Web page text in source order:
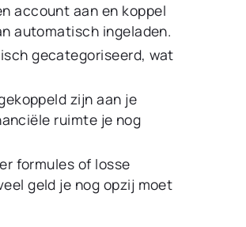
account aan en koppel
automatisch ingeladen.
gecategoriseerd, wat
zijn aan je
ruimte je nog
formules of losse
geld je nog opzij moet